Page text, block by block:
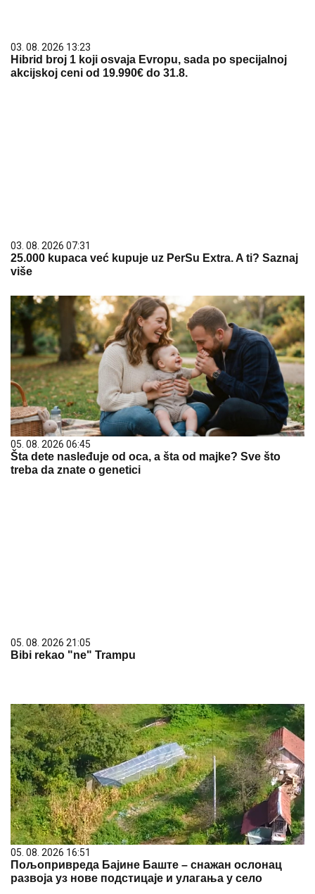
03. 08. 2026 13:23
Hibrid broj 1 koji osvaja Evropu, sada po specijalnoj
akcijskoj ceni od 19.990€ do 31.8.
03. 08. 2026 07:31
25.000 kupaca već kupuje uz PerSu Extra. A ti? Saznaj
više
05. 08. 2026 06:45
Šta dete nasleđuje od oca, a šta od majke? Sve što
treba da znate o genetici
05. 08. 2026 21:05
Bibi rekao "ne" Trampu
05. 08. 2026 16:51
Пољопривреда Бајине Баште – снажан ослонац
развоја уз нове подстицаје и улагања у село